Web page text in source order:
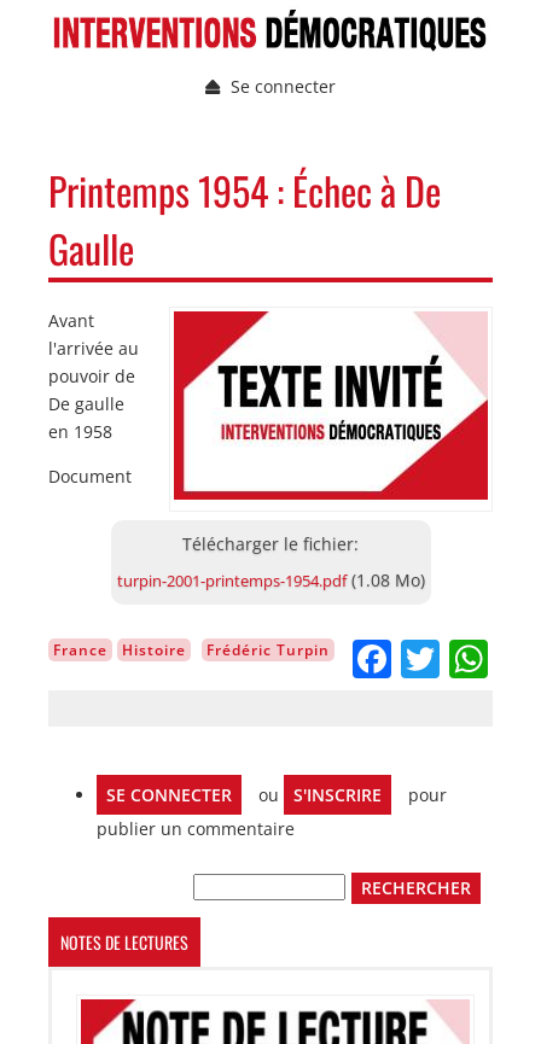
Menu
de
l'utilisateur
Se connecter
PRINCIPALE
Printemps 1954 : Échec à De
Gaulle
Avant
l'arrivée au
pouvoir de
De gaulle
en 1958
Document
Document
turpin-2001-printemps-1954.pdf (1.08 Mo)
France Histoire Frédéric Turpin
SE CONNECTER ou S'INSCRIRE
pour
publier un commentaire
NOTES DE LECTURES
Image